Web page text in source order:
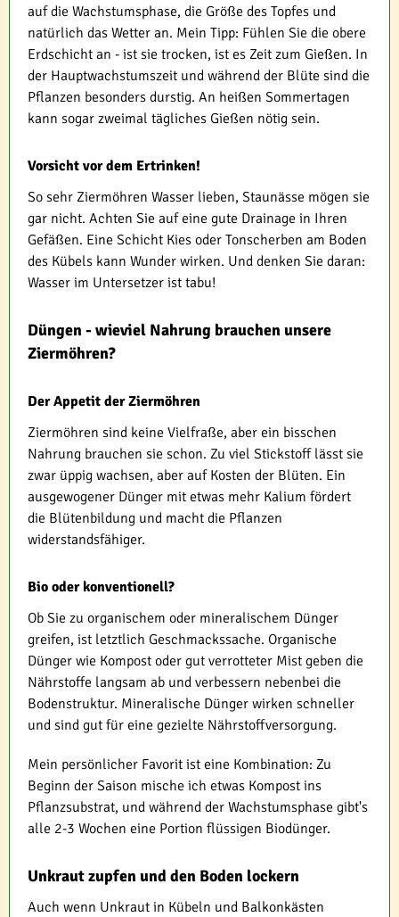
auf die Wachstumsphase, die Größe des Topfes und
natürlich das Wetter an. Mein Tipp: Fühlen Sie die obere
Erdschicht an - ist sie trocken, ist es Zeit zum Gießen. In
der Hauptwachstumszeit und während der Blüte sind die
Pflanzen besonders durstig. An heißen Sommertagen
kann sogar zweimal tägliches Gießen nötig sein.
Vorsicht vor dem Ertrinken!
So sehr Ziermöhren Wasser lieben, Staunässe mögen sie
gar nicht. Achten Sie auf eine gute Drainage in Ihren
Gefäßen. Eine Schicht Kies oder Tonscherben am Boden
des Kübels kann Wunder wirken. Und denken Sie daran:
Wasser im Untersetzer ist tabu!
Düngen - wieviel Nahrung brauchen unsere
Ziermöhren?
Der Appetit der Ziermöhren
Ziermöhren sind keine Vielfraße, aber ein bisschen
Nahrung brauchen sie schon. Zu viel Stickstoff lässt sie
zwar üppig wachsen, aber auf Kosten der Blüten. Ein
ausgewogener Dünger mit etwas mehr Kalium fördert
die Blütenbildung und macht die Pflanzen
widerstandsfähiger.
Bio oder konventionell?
Ob Sie zu organischem oder mineralischem Dünger
greifen, ist letztlich Geschmackssache. Organische
Dünger wie Kompost oder gut verrotteter Mist geben die
Nährstoffe langsam ab und verbessern nebenbei die
Bodenstruktur. Mineralische Dünger wirken schneller
und sind gut für eine gezielte Nährstoffversorgung.
Mein persönlicher Favorit ist eine Kombination: Zu
Beginn der Saison mische ich etwas Kompost ins
Pflanzsubstrat, und während der Wachstumsphase gibt's
alle 2-3 Wochen eine Portion flüssigen Biodünger.
Unkraut zupfen und den Boden lockern
Auch wenn Unkraut in Kübeln und Balkonkästen